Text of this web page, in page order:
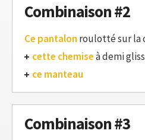
Combinaison #2
Ce pantalon roulotté sur la
cette chemiseà demi
ce manteau
Combinaison #3